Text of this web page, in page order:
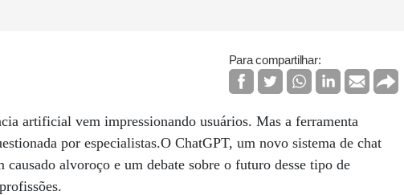
Para compartilhar:
artificial vem impressionando usuários. Mas a ferramenta
por especialistas.O ChatGPT, um novo sistema de chat
alvoroço e um debate sobre o futuro desse tipo de